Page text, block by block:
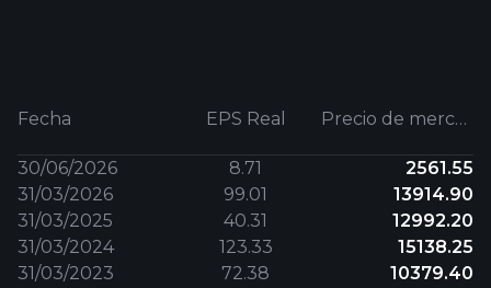
Fecha EPS Real Precio de mercado
30/06/2026 8.71
2561.55
31/03/2026
99.01
13914.90
31/03/2025
40.31
12992.20
31/03/2024
123.33
15138.25
31/03/2023
72.38
10379.40